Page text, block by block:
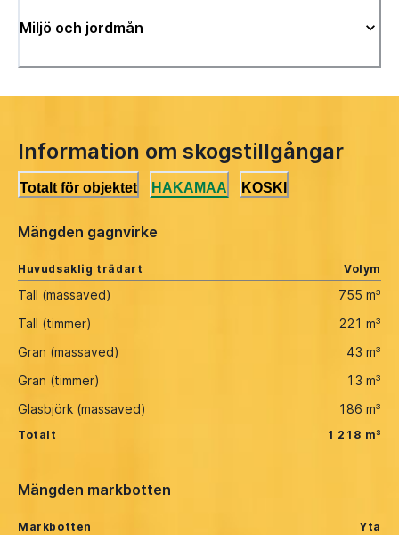
Miljö och jordmån
Information om skogstillgångar
Totalt för objektet HAKAMAA KOSKI
Mängden gagnvirke
Huvudsaklig trädart Volym
Tall (massaved)
755 m³
Tall (timmer)
221 m³
Gran (massaved)
43 m³
Gran (timmer)
13 m³
Glasbjörk (massaved)
186 m³
Totalt 1 218 m³
Mängden markbotten
Markbotten Yta